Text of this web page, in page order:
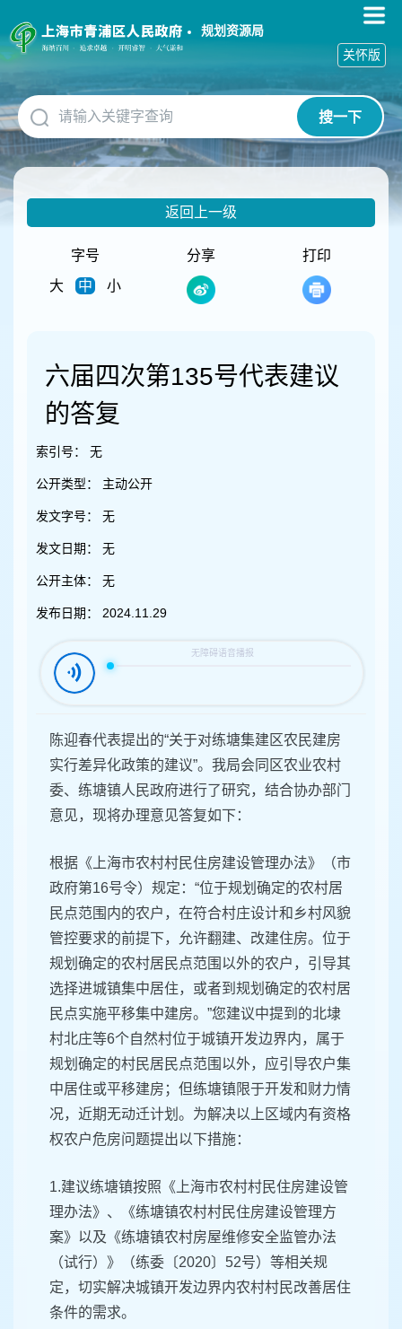
障
碍
作
说
明
跳
到
网
规划资源局
搜一下
关怀版
返回上一级
字号
大
中 小
分享 打印
六届四次第135号代表建议
的答复
索引号： 无
公开类型： 主动公开
发文字号： 无
发文日期： 无
公开主体： 无
发布日期： 2024.11.29
陈迎春代表提出的“关于对练塘集建区农民建房
实行差异化政策的建议”。我局会同区农业农村
委、练塘镇人民政府进行了研究，结合协办部门
意见，现将办理意见答复如下：
根据《上海市农村村民住房建设管理办法》（市
政府第16号令）规定：“位于规划确定的农村居
民点范围内的农户，在符合村庄设计和乡村风貌
管控要求的前提下，允许翻建、改建住房。位于
规划确定的农村居民点范围以外的农户，引导其
选择进城镇集中居住，或者到规划确定的农村居
民点实施平移集中建房。”您建议中提到的北埭
村北庄等6个自然村位于城镇开发边界内，属于
规划确定的村民居民点范围以外，应引导农户集
中居住或平移建房；但练塘镇限于开发和财力情
况，近期无动迁计划。为解决以上区域内有资格
权农户危房问题提出以下措施：
1.建议练塘镇按照《上海市农村村民住房建设管
理办法》、《练塘镇农村村民住房建设管理方
案》以及《练塘镇农村房屋维修安全监管办法
（试行）》（练委〔2020〕52号）等相关规
定，切实解决城镇开发边界内农村村民改善居住
条件的需求。